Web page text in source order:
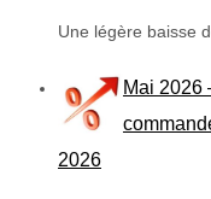
Une légère baisse
Mai 2026
2026